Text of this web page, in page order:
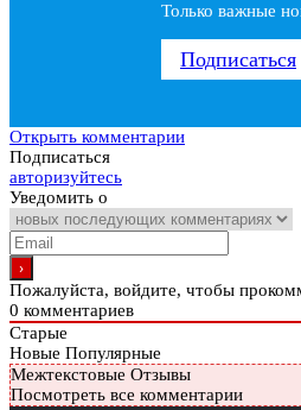
Только важные
Подписаться
Открыть комментарии
Подписаться
авторизуйтесь
Уведомить о
Пожалуйста, войдите, чтобы
0 комментариев
Старые
Новые Популярные
Межтекстовые Отзывы
Посмотреть все комментарии